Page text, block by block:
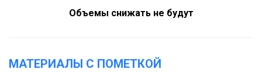
Объемы снижать не будут
МАТЕРИАЛЫ С ПОМЕТКОЙ